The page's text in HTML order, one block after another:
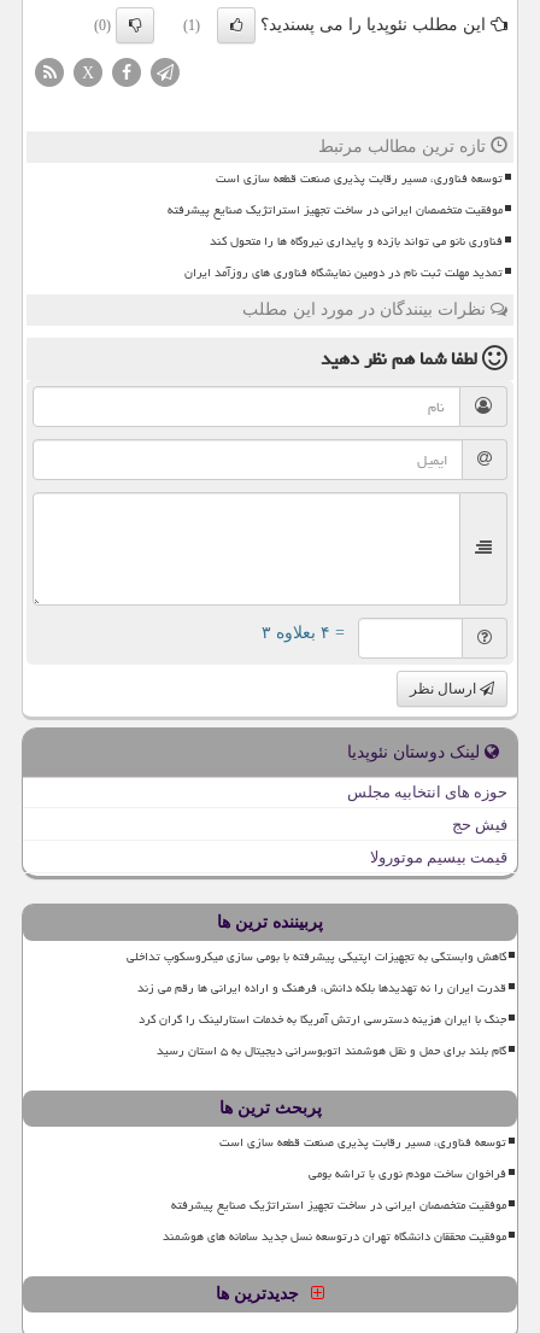
این مطلب نئوپدیا را می پسندید؟
(1)
(0)
X
تازه ترین مطالب مرتبط
توسعه فناوری، مسیر رقابت پذیری صنعت قطعه سازی است
موفقیت متخصصان ایرانی در ساخت تجهیز استراتژیک صنایع پیشرفته
فناوری نانو می تواند بازده و پایداری نیروگاه ها را متحول کند
تمدید مهلت ثبت نام در دومین نمایشگاه فناوری های روزآمد ایران
نظرات بینندگان در مورد این مطلب
لطفا شما همنظر دهید
= ۴ بعلاوه ۳
ارسال نظر
لینک دوستان نئوپدیا
حوزه های انتخابیه مجلس
فیش حج
قیمت بیسیم موتورولا
پربیننده ترین ها
کاهش وابستگی به تجهیزات اپتیکی پیشرفته با بومی سازی میکروسکوپ تداخلی
قدرت ایران را نه تهدیدها بلکه دانش، فرهنگ و اراده ایرانی ها رقم می زند
جنگ با ایران هزینه دسترسی ارتش آمریکا به خدمات استارلینک را گران کرد
گام بلند برای حمل و نقل هوشمند اتوبوسرانی دیجیتال به ۵ استان رسید
پربحث ترین ها
توسعه فناوری، مسیر رقابت پذیری صنعت قطعه سازی است
فراخوان ساخت مودم نوری با تراشه بومی
موفقیت متخصصان ایرانی در ساخت تجهیز استراتژیک صنایع پیشرفته
موفقیت محققان دانشگاه تهران درتوسعه نسل جدید سامانه های هوشمند
جدیدترین ها